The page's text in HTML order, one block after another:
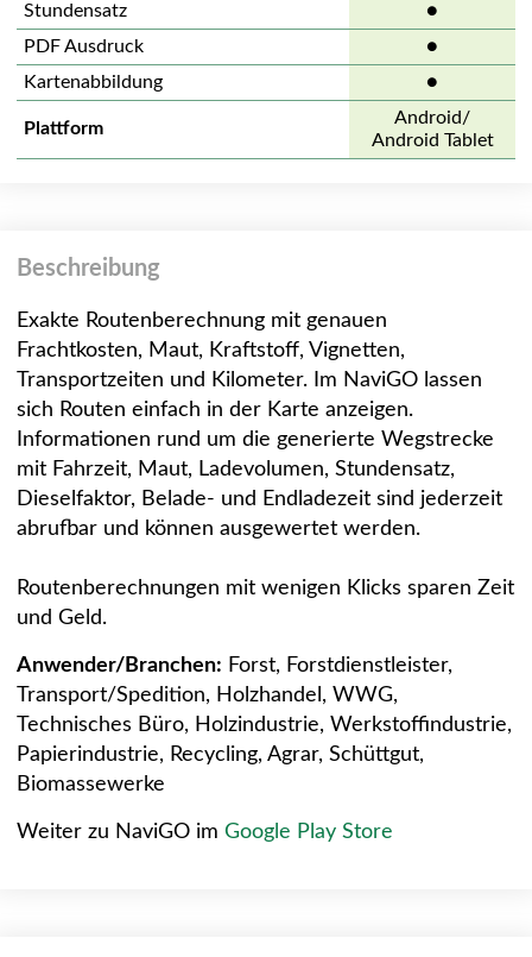
Stundensatz
●
PDF Ausdruck
●
Kartenabbildung
●
Plattform
Android/
Android Tablet
Beschreibung
Exakte Routenberechnung mit genauen
Frachtkosten, Maut, Kraftstoff, Vignetten,
Transportzeiten und Kilometer. Im NaviGO lassen
sich Routen einfach in der Karte anzeigen.
Informationen rund um die generierte Wegstrecke
mit Fahrzeit, Maut, Ladevolumen, Stundensatz,
Dieselfaktor, Belade- und Endladezeit sind jederzeit
abrufbar und können ausgewertet werden.
Routenberechnungen mit wenigen Klicks sparen Zeit
und Geld.
Anwender/Branchen: Forst, Forstdienstleister,
Transport/Spedition, Holzhandel, WWG,
Technisches Büro, Holzindustrie, Werkstoffindustrie,
Papierindustrie, Recycling, Agrar, Schüttgut,
Biomassewerke
Weiter zu NaviGO im Google Play Store